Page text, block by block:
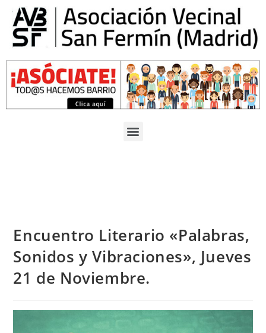
Encuentro Literario «Palabras,
Sonidos y Vibraciones», Jueves
21 de Noviembre.